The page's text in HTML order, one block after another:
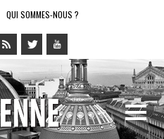
QUI SOMMES-NOUS ?